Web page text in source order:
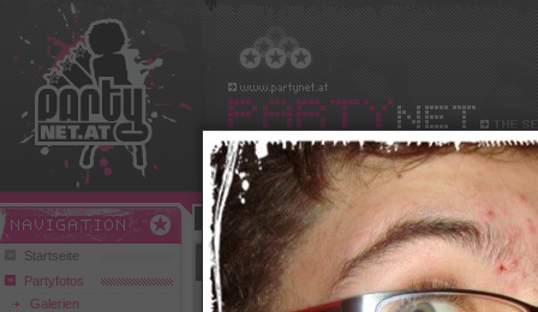
Benutzername: Passwort:
Startseite
Partyfotos
Galerien
Play and Win
Londoner Kitz und Scala (billabongmen007)
zurück zur Übersicht